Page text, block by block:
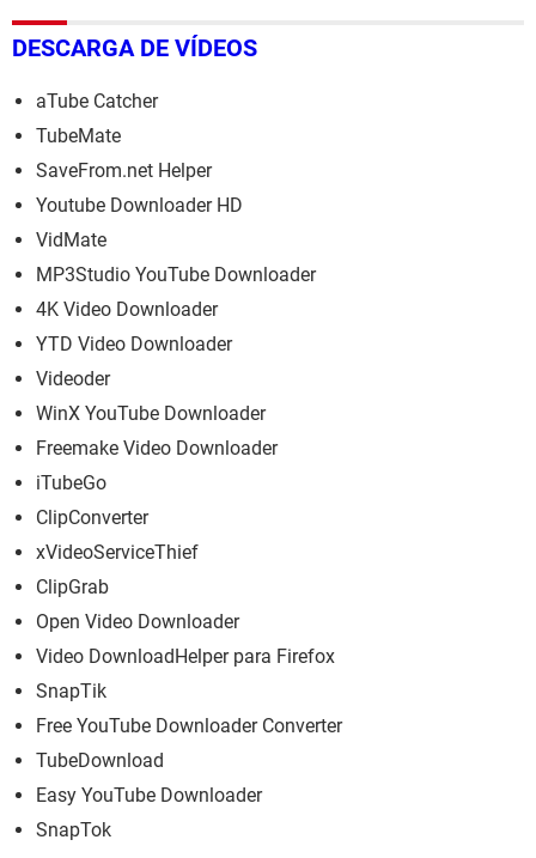
DESCARGA DE VÍDEOS
aTube Catcher
TubeMate
SaveFrom.net Helper
Youtube Downloader HD
VidMate
MP3Studio YouTube Downloader
4K Video Downloader
YTD Video Downloader
Videoder
WinX YouTube Downloader
Freemake Video Downloader
iTubeGo
ClipConverter
xVideoServiceThief
ClipGrab
Open Video Downloader
Video DownloadHelper para Firefox
SnapTik
Free YouTube Downloader Converter
TubeDownload
Easy YouTube Downloader
SnapTok